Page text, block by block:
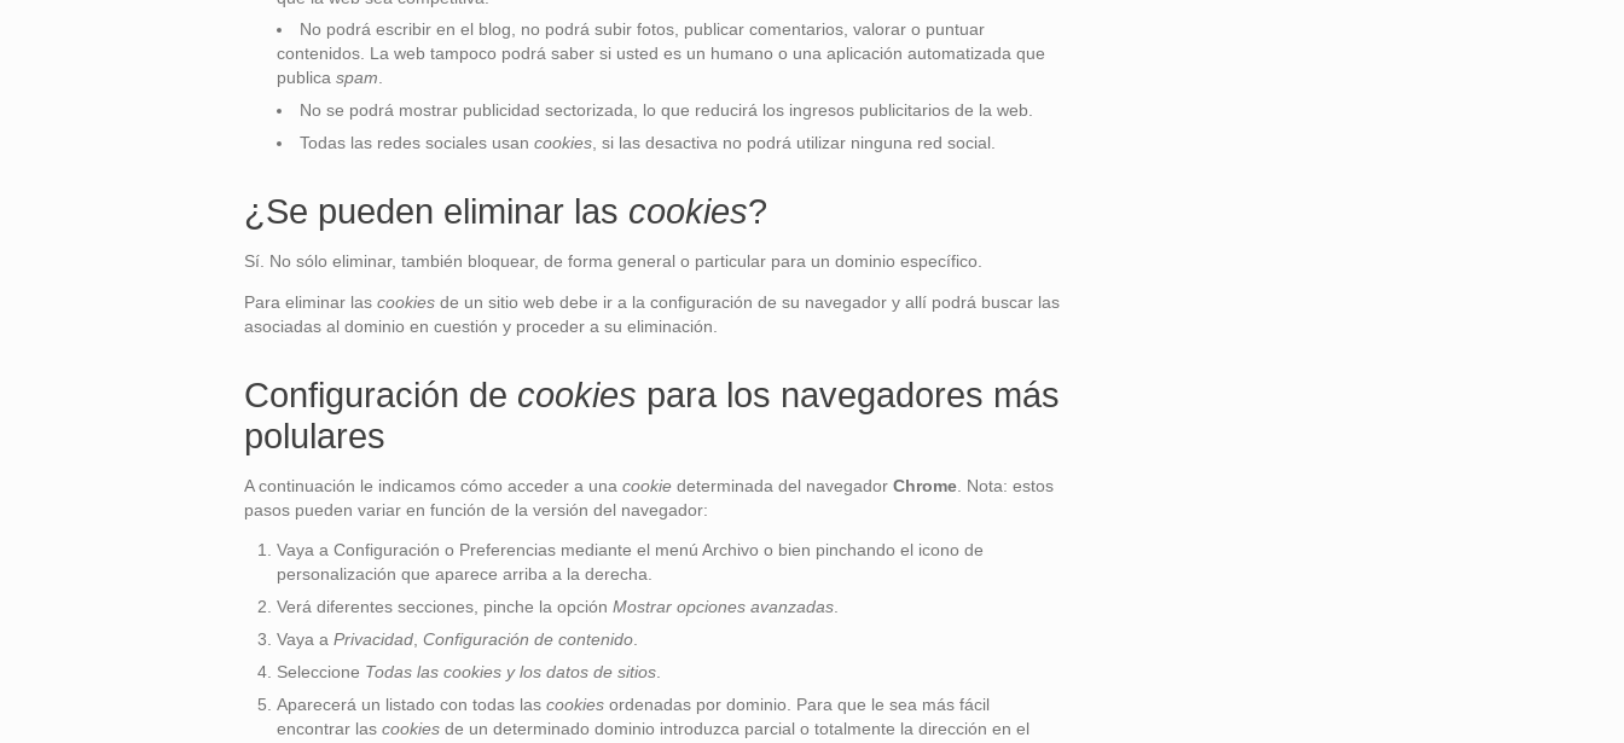
No podrá escribir en el blog, no podrá subir fotos, publicar comentarios, valorar o puntuar
contenidos. La web tampoco podrá saber si usted es un humano o una aplicación automatizada que
publicaspam.
No se podrá mostrar publicidad sectorizada, lo que reducirá los ingresos publicitarios de la web.
Todas las redes sociales usan cookies, si las desactiva no podrá utilizar ninguna red social.
¿Se pueden eliminar las cookies?
Sí. No sólo eliminar, también bloquear, de forma general o particular para un dominio específico.
Para eliminar las cookies de un sitio web debe ir a la configuración de su navegador y allí podrá buscar las
asociadas al dominio en cuestión y proceder a su eliminación.
Configuración de cookies para los navegadores más
polulares
A continuación le indicamos cómo acceder a una cookie determinada del navegador Chrome . Nota: estos
pasos pueden variar en función de la versión del navegador:
Vaya a Configuración o Preferencias mediante el menú Archivo o bien pinchando el icono de
personalización que aparece arriba a la derecha.
Verá diferentes secciones, pinche la opciónMostrar opciones avanzadas.
Vaya aPrivacidad,Configuración de contenido.
Seleccione Todas lascookies y los datos de sitios
Aparecerá un listado con todas lascookies ordenadas por dominio. Para que le sea más fácil
encontrar lascookies de un determinado dominio introduzca parcial o totalmente la dirección en el